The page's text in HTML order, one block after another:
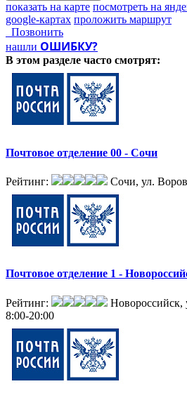
показать на карте посмотреть на
google-картах проложить маршрут
Позвонить
нашли ОШИБКУ?
В этом разделе часто смотрят:
Почтовое отделение 00 - Сочи
Рейтинг: Сочи, ул.
Почтовое отделение 1 -
Рейтинг:
Новороссийск,
8:00-20:00